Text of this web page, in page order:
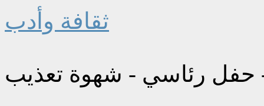
ثقافة وأدب
- حفل رئاسي - شهوة تعذيب